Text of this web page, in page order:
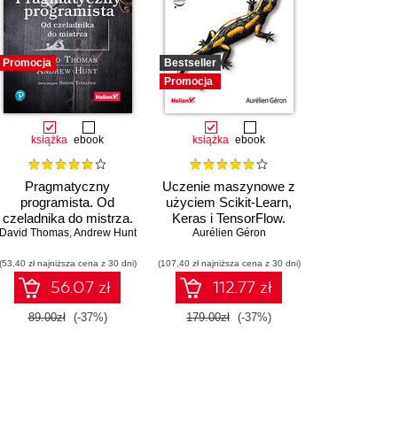
Promocja
książka ebook
Pragmatyczny
programista. Od
czeladnika do mistrza.
Wydanie II
David Thomas,Andrew Hunt
(53,40 zł najniższa cena z 30 dni)
56.07 zł
89.00zł (-37%)
Bestseller
Promocja
książka ebook
Uczenie maszynowe z
użyciem Scikit-Learn,
Keras i TensorFlow.
Wydanie III
Aurélien Géron
(107,40 zł najniższa cena z 30 dni)
112.77 zł
179.00zł (-37%)